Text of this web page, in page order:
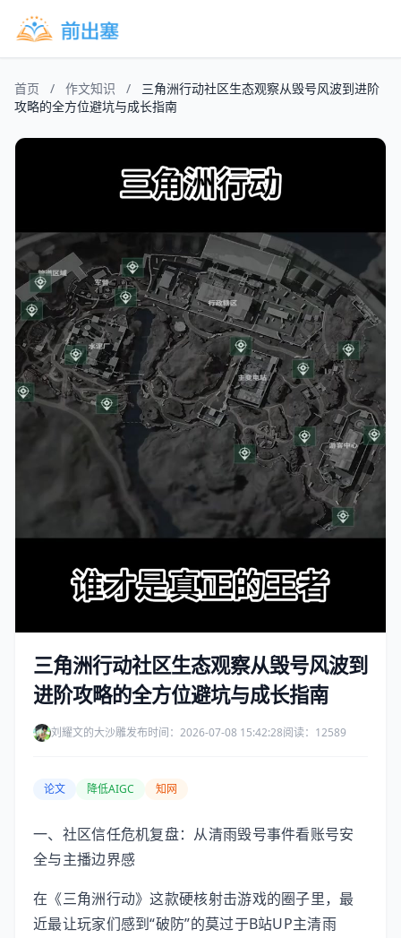
首页 / 作文知识 /
三角洲行动社区生态观察从毁号风波到进阶
攻略的全方位避坑与成长指南
三角洲行动社区生态观察从毁号风波到
进阶攻略的全方位避坑与成长指南
刘耀文的大沙雕发布时间：2026-07-08 15:42:28阅读：12589
论文 降低AIGC 知网
一、社区信任危机复盘：从清雨毁号事件看账号安
全与主播边界感
在《三角洲行动》这款硬核射击游戏的圈子里，最
近最让玩家们感到“破防”的莫过于B站UP主清雨